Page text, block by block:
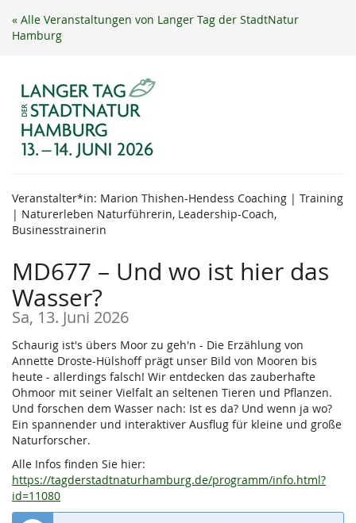
Zum
Haupt-
« Alle Veranstaltungen von Langer Tag der StadtNatur
Hamburg
Veranstalter*in: Marion Thishen-Hendess Coaching | Training
| Naturerleben Naturführerin, Leadership-Coach,
Businesstrainerin
MD677 – Und wo ist hier das
Wasser?
Sa, 13. Juni 2026
Schaurig ist's übers Moor zu geh'n - Die Erzählung von
Annette Droste-Hülshoff prägt unser Bild von Mooren bis
heute - allerdings falsch! Wir entdecken das zauberhafte
Ohmoor mit seiner Vielfalt an seltenen Tieren und Pflanzen.
Und forschen dem Wasser nach: Ist es da? Und wenn ja wo?
Ein spannender und interaktiver Ausflug für kleine und große
Naturforscher.
Alle Infos finden Sie hier:
https://tagderstadtnaturhamburg.de/programm/info.html?
id=11080